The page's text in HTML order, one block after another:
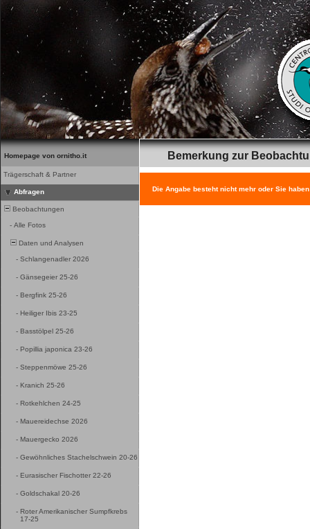
Homepage von ornitho.it
Trägerschaft & Partner
Abfragen
Beobachtungen
- Alle Fotos
Daten und Analysen
- Schlangenadler 2026
- Gänsegeier 25-26
- Bergfink 25-26
- Heiliger Ibis 23-25
- Basstölpel 25-26
- Popillia japonica 23-26
- Steppenmöwe 25-26
- Kranich 25-26
- Rotkehlchen 24-25
- Mauereidechse 2026
- Mauergecko 2026
- Gewöhnliches Stachelschwein 20-26
- Eurasischer Fischotter 22-26
- Goldschakal 20-26
- Roter Amerikanischer Sumpfkrebs
17-25
Bemerkung zur
Die Angabe besteht nicht mehr oder Sie